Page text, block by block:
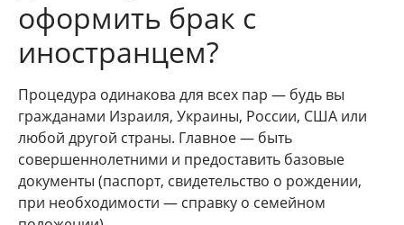
оформить брак с
иностранцем?
Процедура одинакова для всех пар — будь вы
гражданами Израиля, Украины, России, США или
любой другой страны. Главное — быть
совершеннолетними и предоставить базовые
документы (паспорт, свидетельство о рождении,
при необходимости — справку о семейном